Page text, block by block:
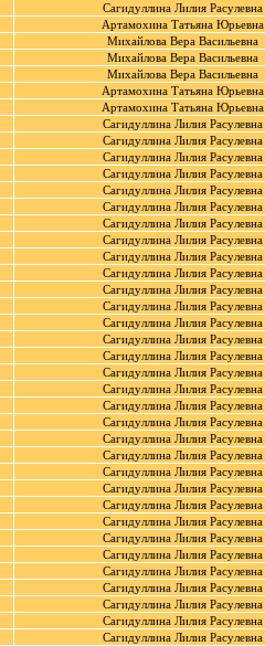
Сагидуллина Лилия Расулевна
Артамохина Татьяна Юрьевна
Михайлова Вера Васильевна
Михайлова Вера Васильевна
Михайлова Вера Васильевна
Артамохина Татьяна Юрьевна
Артамохина Татьяна Юрьевна
Сагидуллина Лилия Расулевна
Сагидуллина Лилия Расулевна
Сагидуллина Лилия Расулевна
Сагидуллина Лилия Расулевна
Сагидуллина Лилия Расулевна
Сагидуллина Лилия Расулевна
Сагидуллина Лилия Расулевна
Сагидуллина Лилия Расулевна
Сагидуллина Лилия Расулевна
Сагидуллина Лилия Расулевна
Сагидуллина Лилия Расулевна
Сагидуллина Лилия Расулевна
Сагидуллина Лилия Расулевна
Сагидуллина Лилия Расулевна
Сагидуллина Лилия Расулевна
Сагидуллина Лилия Расулевна
Сагидуллина Лилия Расулевна
Сагидуллина Лилия Расулевна
Сагидуллина Лилия Расулевна
Сагидуллина Лилия Расулевна
Сагидуллина Лилия Расулевна
Сагидуллина Лилия Расулевна
Сагидуллина Лилия Расулевна
Сагидуллина Лилия Расулевна
Сагидуллина Лилия Расулевна
Сагидуллина Лилия Расулевна
Сагидуллина Лилия Расулевна
Сагидуллина Лилия Расулевна
Сагидуллина Лилия Расулевна
Сагидуллина Лилия Расулевна
Сагидуллина Лилия Расулевна
Сагидуллина Лилия Расулевна